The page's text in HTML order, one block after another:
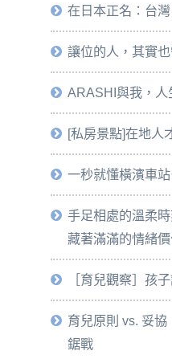
在日本正名：台灣
讓位的人，其實
ARASHI與我，人
[私房景點]在地人
一秒就懂橫濱車
手足相處的溫柔
藏著滿滿的情緒
［育兒觀察］孩
育兒原則 vs. 妥
鋸戰